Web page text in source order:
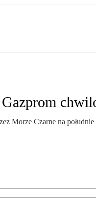
Morze Czarne na